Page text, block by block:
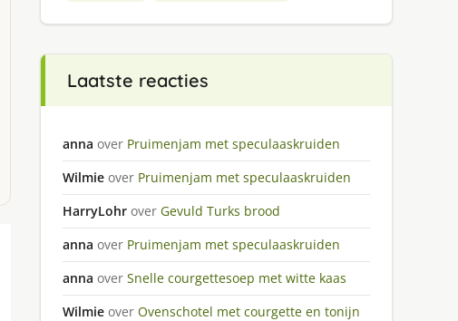
Laatste reacties
anna over Pruimenjam met speculaaskruiden
Wilmie over Pruimenjam met speculaaskruiden
HarryLohr over Gevuld Turks brood
anna over Pruimenjam met speculaaskruiden
anna over Snelle courgettesoep met witte kaas
Wilmie over Ovenschotel met courgette en tonijn